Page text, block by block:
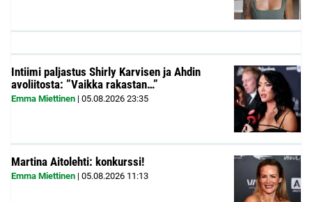
Intiimi paljastus Shirly Karvisen ja Ahdin
avoliitosta: ”Vaikka rakastan…”
Emma Miettinen | 05.08.2026 23:35
Martina Aitolehti: konkurssi!
Emma Miettinen | 05.08.2026 11:13